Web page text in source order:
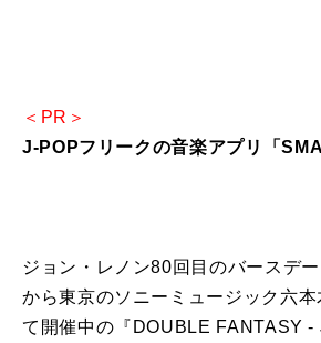
＜PR＞
J-POPフリークの音楽アプリ「
ジョン・レノン80回目のバースデ
から東京のソニーミュージック六
て開催中の『DOUBLE FANTASY -